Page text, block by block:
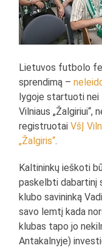
Lietuvos futbolo
sprendimą –
lygoje startuoti nei
Vilniaus „Žalgiriui“,
registruotaiVšĮ
„Žalgiris“.
Kaltininkų ieškoti
paskelbti dabartinį
klubo savininką
savo lemtį kada
klubas tapo jo
Antakalnyje)